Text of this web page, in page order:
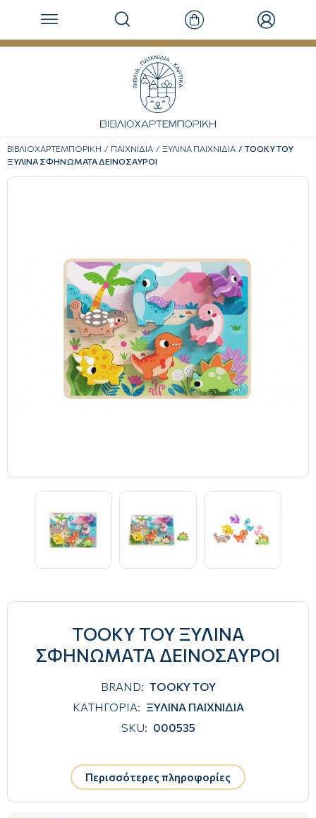
ΒΙΒΛΙΟΧΑΡΤΕΜΠΟΡΙΚΗ ΠΑΙΧΝΙΔΙΑ ΞΥΛΙΝΑ ΠΑΙΧΝΙΔΙΑ
TOOKY TOY
ΞΥΛΙΝΑ ΣΦΗΝΩΜΑΤΑ ΔΕΙΝΟΣΑΥΡΟΙ
TOOKY TOY ΞΥΛΙΝΑ
ΣΦΗΝΩΜΑΤΑ ΔΕΙΝΟΣΑΥΡΟΙ
BRAND: TOOKY TOY
ΚΑΤΗΓΟΡΙΑ: ΞΥΛΙΝΑ ΠΑΙΧΝΙΔΙΑ
SKU: 000535
Περισσότερες πληροφορίες